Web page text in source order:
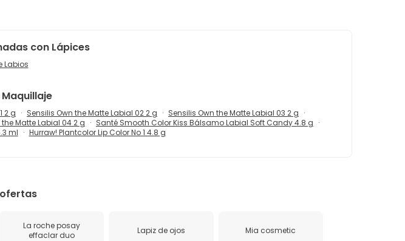
con Lápices
Labios
Maquillaje
2 g Sensilis Own the Matte Labial 02 2 g
Sensilis Own the Matte Labial 03 2 g
the Matte Labial 04 2 g
Santé Smooth Color Kiss Bálsamo Labial Soft Candy 4.8 g
ml
Hurraw! Plantcolor Lip Color No 1 4.8 g
La roche posay
effaclar duo
Lapiz de ojos Mia cosmetic